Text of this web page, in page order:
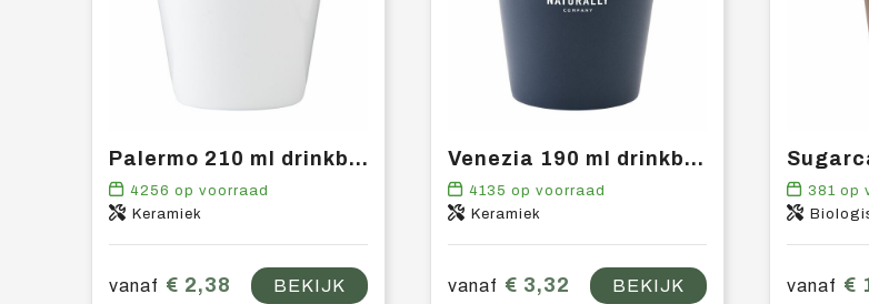
Palermo 210 ml drinkbeker
4256 op voorraad
Keramiek
vanaf € 2,38 BEKIJK
Venezia 190 ml drinkbeker
4135 op voorraad
Keramiek
vanaf € 3,32 BEKIJK
381 op
vanaf €